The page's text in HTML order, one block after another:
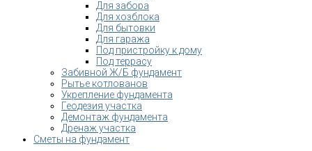
Для забора
Для хозблока
Для бытовки
Для гаража
Под пристройку к дому
Под террасу
Забивной Ж/Б фундамент
Рытье котлованов
Укрепление фундамента
Геодезия участка
Демонтаж фундамента
Дренаж участка
Сметы на фундамент